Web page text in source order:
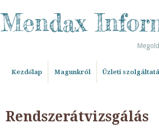
Mendax
Kezdőlap Magunkról Üzleti
Rendszerátvizsgálás